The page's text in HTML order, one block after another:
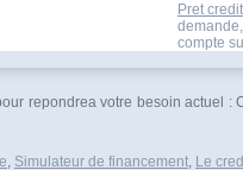
Pret credit
compte
repondrea votre besoin actuel :
, Simulateur de financement, Le